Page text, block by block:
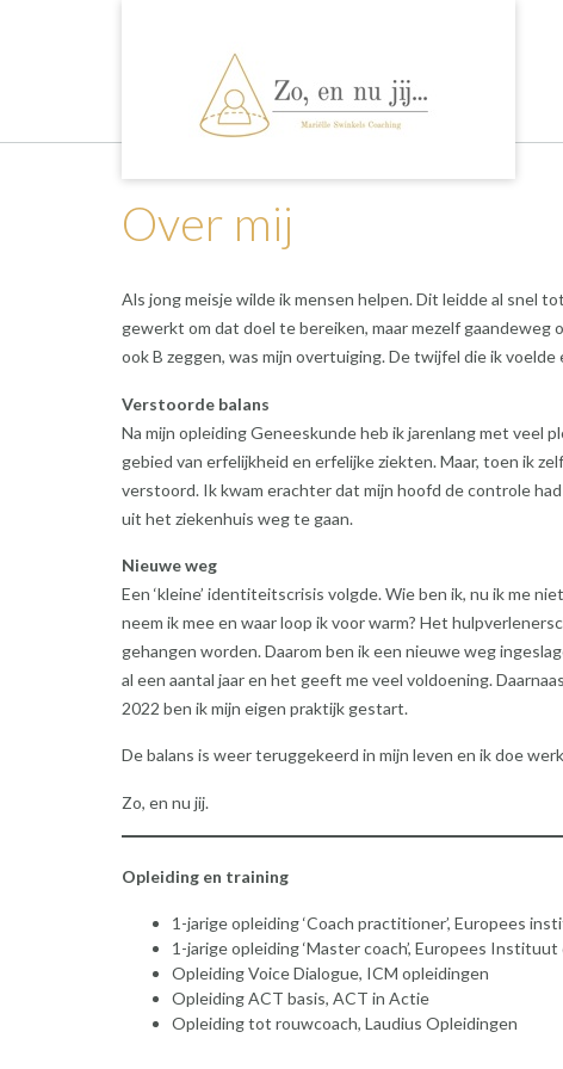
Over mij
Als jong meisje wilde ik mensen helpen. Dit leidde al snel
gewerkt om dat doel te bereiken, maar mezelf
ook B zeggen, was mijn overtuiging. De twijfel die ik
Verstoorde balans
Na mijn opleiding Geneeskunde heb ik jarenlang met veel
gebied van erfelijkheid en erfelijke ziekten. Maar, toen ik
verstoord. Ik kwam erachter dat mijn hoofd de controle
uit het ziekenhuis weg te gaan.
Nieuwe weg
Een ‘kleine’ identiteitscrisis volgde. Wie ben ik, nu ik me
neem ik mee en waar loop ik voor warm? Het
gehangen worden. Daarom ben ik een nieuwe weg
al een aantal jaar en het geeft me veel voldoening.
2022 ben ik mijn eigen praktijk gestart.
De balans is weer teruggekeerd in mijn leven en ik doe
Zo, en nu jij.
Opleiding en training
1-jarige opleiding ‘Coach practitioner’, Europees
1-jarige opleiding ‘Master coach’, Europees
Opleiding Voice Dialogue, ICM opleidingen
Opleiding ACT basis, ACT in Actie
Opleiding tot rouwcoach, Laudius Opleidingen